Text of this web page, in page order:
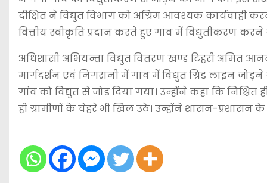
दीक्षित ने विद्युत विभाग को अग्रिम आवश्यक कार्यवाही
वित्तीय स्वीकृति प्रदान करते हुए गांव में विद्युतीकरण
अधिशासी अभियन्ता विद्युत वितरण खण्ड टिहरी अमित
मार्गदर्शन एवं निगरानी में गांव में विद्युत ग्रिड लाइन
गांव को विद्युत से जोड़ दिया गया। उन्होंने कहा कि
ही ग्रामीणों के चेहरे भी खिल उठे। उन्होंने शासन-प्रशासन के